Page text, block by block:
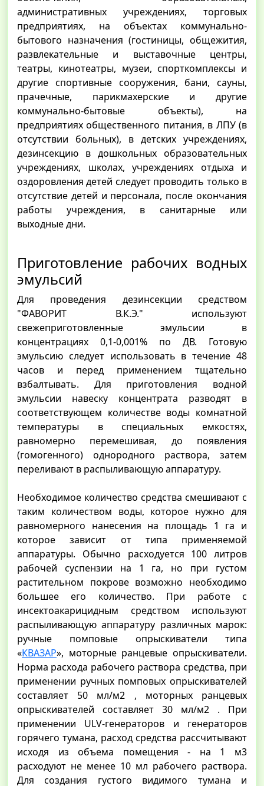
административных учреждениях, торговых
предприятиях, на объектах коммунально-
бытового назначения (гостиницы, общежития,
развлекательные и выставочные центры,
театры, кинотеатры, музеи, спорткомплексы и
другие спортивные сооружения, бани, сауны,
прачечные, парикмахерские и другие
коммунально-бытовые объекты), на
предприятиях общественного питания, в ЛПУ (в
отсутствии больных), в детских учреждениях,
дезинсекцию в дошкольных образовательных
учреждениях, школах, учреждениях отдыха и
оздоровления детей следует проводить только в
отсутствие детей и персонала, после окончания
работы учреждения, в санитарные или
выходные дни.
Приготовление рабочих водных
эмульсий
Для проведения дезинсекции средством
"ФАВОРИТ В.К.Э." используют
свежеприготовленные эмульсии в
концентрациях 0,1-0,001% по ДВ. Готовую
эмульсию следует использовать в течение 48
часов и перед применением тщательно
взбалтывать. Для приготовления водной
эмульсии навеску концентрата разводят в
соответствующем количестве воды комнатной
температуры в специальных емкостях,
равномерно перемешивая, до появления
(гомогенного) однородного раствора, затем
переливают в распыливающую аппаратуру.
Необходимое количество средства смешивают с
таким количеством воды, которое нужно для
равномерного нанесения на площадь 1 га и
которое зависит от типа применяемой
аппаратуры. Обычно расходуется 100 литров
рабочей суспензии на 1 га, но при густом
растительном покрове возможно необходимо
большее его количество. При работе с
инсектоакарицидным средством используют
распыливающую аппаратуру различных марок:
ручные помповые опрыскиватели типа
«КВАЗАР», моторные ранцевые опрыскиватели.
Норма расхода рабочего раствора средства, при
применении ручных помповых опрыскивателей
составляет 50 мл/м2 , моторных ранцевых
опрыскивателей составляет 30 мл/м2 . При
применении ULV-генераторов и генераторов
горячего тумана, расход средства рассчитывают
исходя из объема помещения - на 1 м3
расходуют не менее 10 мл рабочего раствора.
Для создания густого видимого тумана и